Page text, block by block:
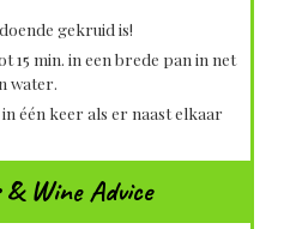
gekruid is!
15 min. in een brede pan in net
water.
één keer als er naast elkaar
& Wine Advice